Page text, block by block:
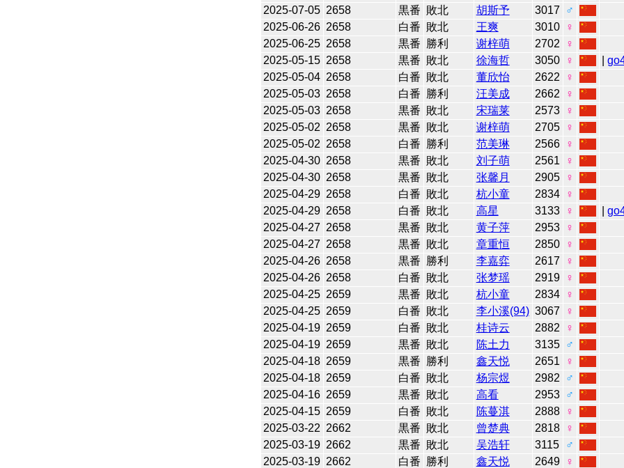
2025-07-05 2658 黒番 敗北 胡斯予 3017
♂
2025-06-26 2658 白番 敗北 王爽 3010
♀
2025-06-25 2658 黒番 勝利 谢梓萌 2702
♀
2025-05-15 2658 黒番 敗北 徐海哲 3050 ♀
2025-05-04 2658 白番 敗北 董欣怡 2622
♀
2025-05-03 2658 白番 勝利 汪美成 2662
♀
2025-05-03 2658 黒番 敗北 宋瑞莱 2573
♀
2025-05-02 2658 黒番 敗北 谢梓萌 2705
♀
2025-05-02 2658 白番 勝利 范美琳 2566
♀
2025-04-30 2658 黒番 敗北 刘子萌 2561
♀
2025-04-30 2658 黒番 敗北 张馨月 2905
♀
2025-04-29 2658 白番 敗北 杭小童 2834
♀
2025-04-29 2658 白番 敗北 高星 3133 ♀
2025-04-27 2658 黒番 敗北 黄子萍 2953
♀
2025-04-27 2658 黒番 敗北 章重恒 2850
♀
2025-04-26 2658 黒番 勝利 李嘉弈 2617
♀
2025-04-26 2658 白番 敗北 张梦瑶 2919
♀
2025-04-25 2659 黒番 敗北 杭小童 2834
♀
2025-04-25 2659 白番 敗北 李小溪(94) 3067
♀
2025-04-19 2659 白番 敗北 桂诗云 2882
♀
2025-04-19 2659 黒番 敗北 陈土力 3135
♂
2025-04-18 2659 黒番 勝利 鑫天悦 2651
♀
2025-04-18 2659 白番 敗北 杨宗煜 2982
♂
2025-04-16 2659 黒番 敗北 高看 2953
♂
2025-04-15 2659 白番 敗北 陈蔓淇 2888
♀
2025-03-22 2662 黒番 敗北 曾楚典 2818
♀
2025-03-19 2662 黒番 敗北 吴浩轩 3115
♂
2025-03-19 2662 白番 勝利 鑫天悦 2649
♀